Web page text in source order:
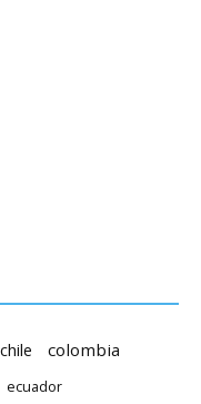
chile colombia
ecuador